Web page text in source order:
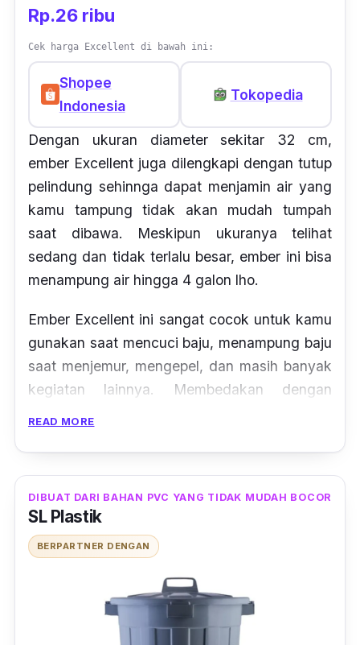
Rp.26 ribu
Cek harga Excellent di bawah ini:
Shopee
Indonesia
Tokopedia
Dengan ukuran diameter sekitar 32 cm,
ember Excellent juga dilengkapi dengan tutup
pelindung sehinnga dapat menjamin air yang
kamu tampung tidak akan mudah tumpah
saat dibawa. Meskipun ukuranya telihat
sedang dan tidak terlalu besar, ember ini bisa
menampung air hingga 4 galon lho.
Ember Excellent ini sangat cocok untuk kamu
gunakan saat mencuci baju, menampung baju
saat menjemur, mengepel, dan masih banyak
kegiatan lainnya. Membedakan dengan
READ MORE
DIBUAT DARI BAHAN PVC YANG TIDAK MUDAH BOCOR
SL Plastik
BERPARTNER DENGAN